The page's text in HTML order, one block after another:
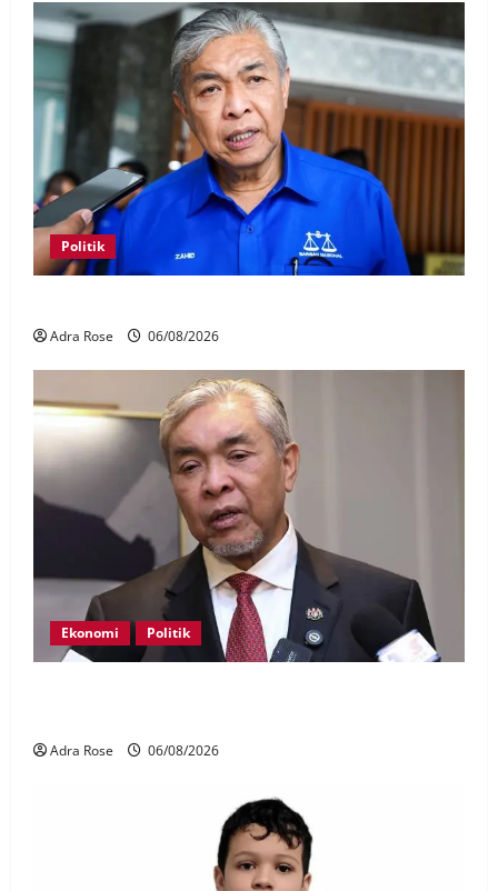
Politik
Adra Rose 06/08/2026
Ekonomi Politik
Adra Rose 06/08/2026